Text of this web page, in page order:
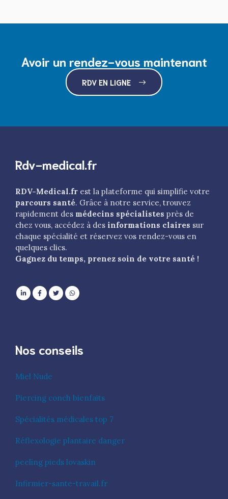
Avoir un rendez-vous maintenant
RDV EN LIGNE
Rdv-medical.fr
RDV-Medical.fr est la plateforme qui simplifie votre
parcours santé. Grâce à notre service, trouvez
rapidement des médecins spécialistes près de
chez vous, accédez à des informations claires sur
chaque spécialité et réservez vos rendez-vous en
quelques clics.
Gagnez du temps, prenez soin de votre santé !
Nos conseils
Miel Nude
Piercing conch bienfaits
Spécialités médicales top 7
Réflexologie plantaire danger
peeling pieds lovaskin
Infirmier-sante-travail.fr